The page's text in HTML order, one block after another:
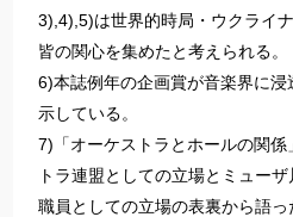
3),4),5)は世界的時局・ウクライ
皆の関心を集めたと考えられる。
6)本誌例年の企画賞が音楽界に
示している。
7)「オーケストラとホールの関
トラ連盟としての立場とミュー
職員としての立場の表裏から語